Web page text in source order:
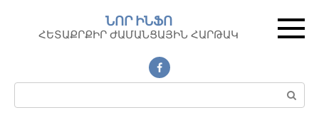
контенту
ՆՈՐ ԻՆՖՈ
ՀԵՏԱՔՐՔԻՐ ԺԱՄԱՆՑԱՅԻՆ ՀԱՐԹԱԿ
Поиск: